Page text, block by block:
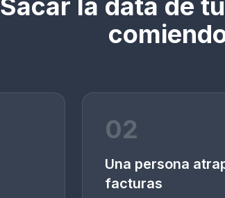
Sacar la data de
02
Una persona
facturas